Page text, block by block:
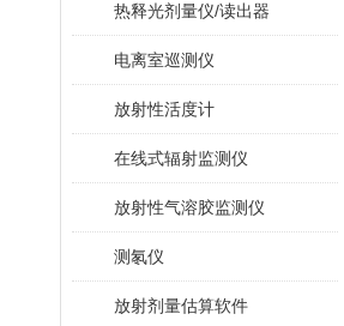
热释光剂量仪/读出器
电离室巡测仪
放射性活度计
在线式辐射监测仪
放射性气溶胶监测仪
测氡仪
放射剂量估算软件